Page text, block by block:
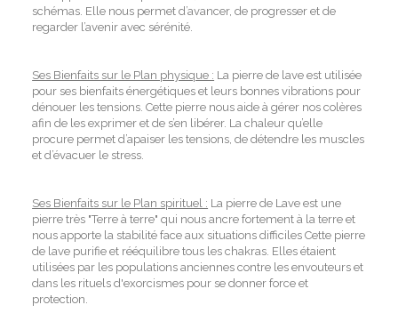
schémas. Elle nous permet d’avancer, de progresser et de
regarder l’avenir avec sérénité.
Ses Bienfaits sur le Plan physique : La pierre de lave est utilisée
pour ses bienfaits énergétiques et leurs bonnes vibrations pour
dénouer les tensions. Cette pierre nous aide à gérer nos colères
afin de les exprimer et de s’en libérer. La chaleur qu’elle
procure permet d’apaiser les tensions, de détendre les muscles
et d’évacuer le stress.
Ses Bienfaits sur le Plan spirituel : La pierre de Lave est une
pierre très "Terre à terre" qui nous ancre fortement à la terre et
nous apporte la stabilité face aux situations difficiles Cette pierre
de lave purifie et rééquilibre tous les chakras. Elles étaient
utilisées par les populations anciennes contre les envouteurs et
dans les rituels d'exorcismes pour se donner force et
protection.